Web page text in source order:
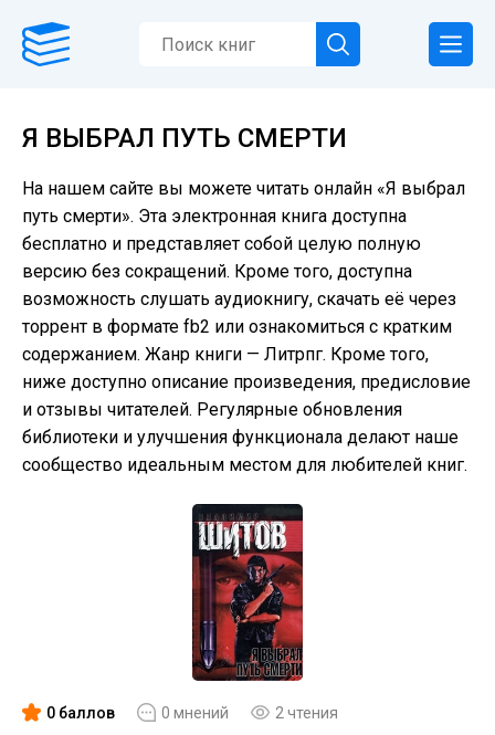
Я ВЫБРАЛ ПУТЬ СМЕРТИ
На нашем сайте вы можете читать онлайн «Я выбрал
путь смерти». Эта электронная книга доступна
бесплатно и представляет собой целую полную
версию без сокращений. Кроме того, доступна
возможность слушать аудиокнигу, скачать её через
торрент в формате fb2 или ознакомиться с кратким
содержанием. Жанр книги — Литрпг. Кроме того,
ниже доступно описание произведения, предисловие
и отзывы читателей. Регулярные обновления
библиотеки и улучшения функционала делают наше
сообщество идеальным местом для любителей книг.
0 баллов 0 мнений 2 чтения